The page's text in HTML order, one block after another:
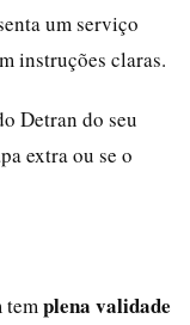
um serviço
instruções claras.
Detran do seu
extra ou se o
tem plena validade